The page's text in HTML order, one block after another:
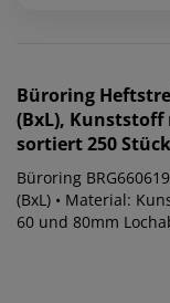
Büroring
(BxL),
sortiert 250 Stück
Büroring
(BxL) • Material:
60 und 80mm